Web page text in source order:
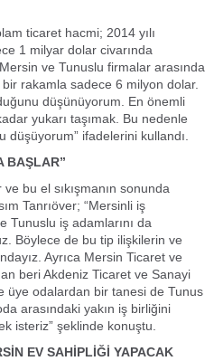
ticaret hacmi; 2014 yılı
1 milyar dolar civarında
ve Tunuslu firmalar arasında
rakamla sadece 6 milyon dolar.
düşünüyorum. En önemli
yukarı taşımak. Bu nedenle
ifadelerini kullandı.
BAŞLAR”
bu el sıkışmanın sonunda
Tanrıöver; “Mersinli iş
Tunuslu iş adamlarını da
Böylece de bu tip ilişkilerin ve
Ayrıca Mersin Ticaret ve
beri Akdeniz Ticaret ve Sanayi
üye odalardan bir tanesi de Tunus
arasındaki yakın iş birliğini
isteriz” şeklinde konuştu.
EV SAHİPLİĞİ YAPACAK